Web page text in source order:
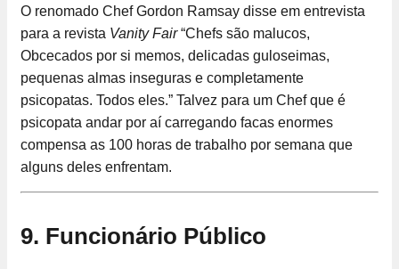
O renomado Chef Gordon Ramsay disse em entrevista
para a revista Vanity Fair“Chefs são malucos,
Obcecados por si memos, delicadas guloseimas,
pequenas almas inseguras e completamente
psicopatas. Todos eles.” Talvez para um Chef que é
psicopata andar por aí carregando facas enormes
compensa as 100 horas de trabalho por semana que
alguns deles enfrentam.
9. Funcionário Público